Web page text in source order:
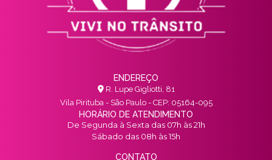
ENDEREÇO
R. Lupe Gigliotti, 81
Vila Pirituba - São Paulo - CEP: 05164-095
HORÁRIO DE ATENDIMENTO
De Segunda à Sexta das 07h às 21h
Sábado das 08h às 15h
CONTATO